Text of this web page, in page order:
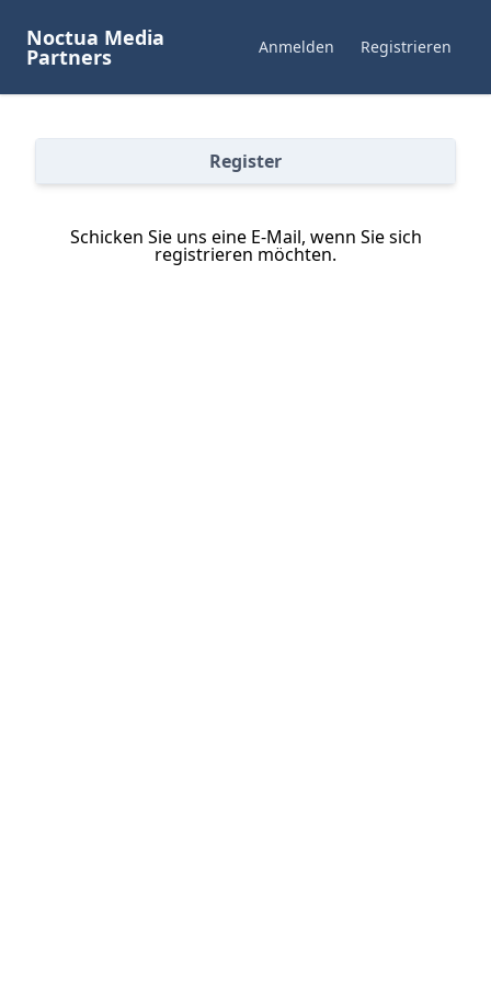
Noctua Media
Partners Anmelden Registrieren
Register
Schicken Sie uns eine E-Mail, wenn Sie sich
registrieren möchten.